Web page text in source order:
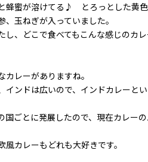
蜂蜜が溶けてる♪ とろっとした黄
玉ねぎが入っていました。
し、どこで食べてもこんな感じのカ
レーがありますね。
インドは広いので、インドカレーとい
国ごとに発展したので、現在カレー
カレーもどれも大好きです。